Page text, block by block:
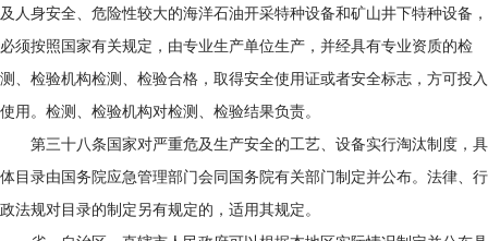
及人身安全、危险性较大的海洋石油开采特种设备和矿山井下特种设备，
必须按照国家有关规定，由专业生产单位生产，并经具有专业资质的检
测、检验机构检测、检验合格，取得安全使用证或者安全标志，方可投入
使用。检测、检验机构对检测、检验结果负责。
第三十八条国家对严重危及生产安全的工艺、设备实行淘汰制度，具
体目录由国务院应急管理部门会同国务院有关部门制定并公布。法律、行
政法规对目录的制定另有规定的，适用其规定。